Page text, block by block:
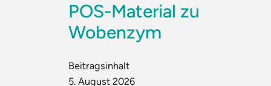
POS-Material zu
Wobenzym
Beitragsinhalt
5. August 2026